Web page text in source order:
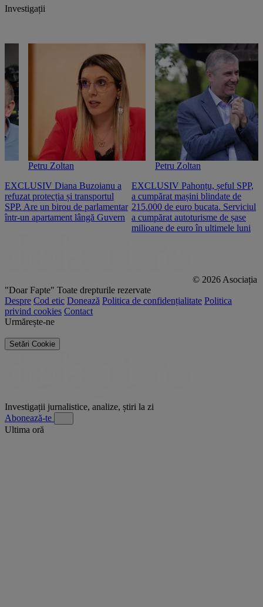
Investigații
Petru Zoltan
EXCLUSIV Diana Buzoianu a
refuzat protecția și transportul
SPP. Are un birou de parlamentar
într-un apartament lângă Guvern
Petru Zoltan
EXCLUSIV Pahonțu, șeful SPP,
a cumpărat mașini blindate de
215.000 de euro bucata. Serviciul
a cumpărat autoturisme de șase
milioane de euro în ultimele luni
© 2026 Asociația
"Doar Fapte" Toate drepturile rezervate
Despre Cod etic Donează Politica de confidențialitate Politica
privind cookies Contact
Urmărește-ne
Setări Cookie
Investigații jurnalistice, analize, știri la zi
Abonează-te
Ultima oră